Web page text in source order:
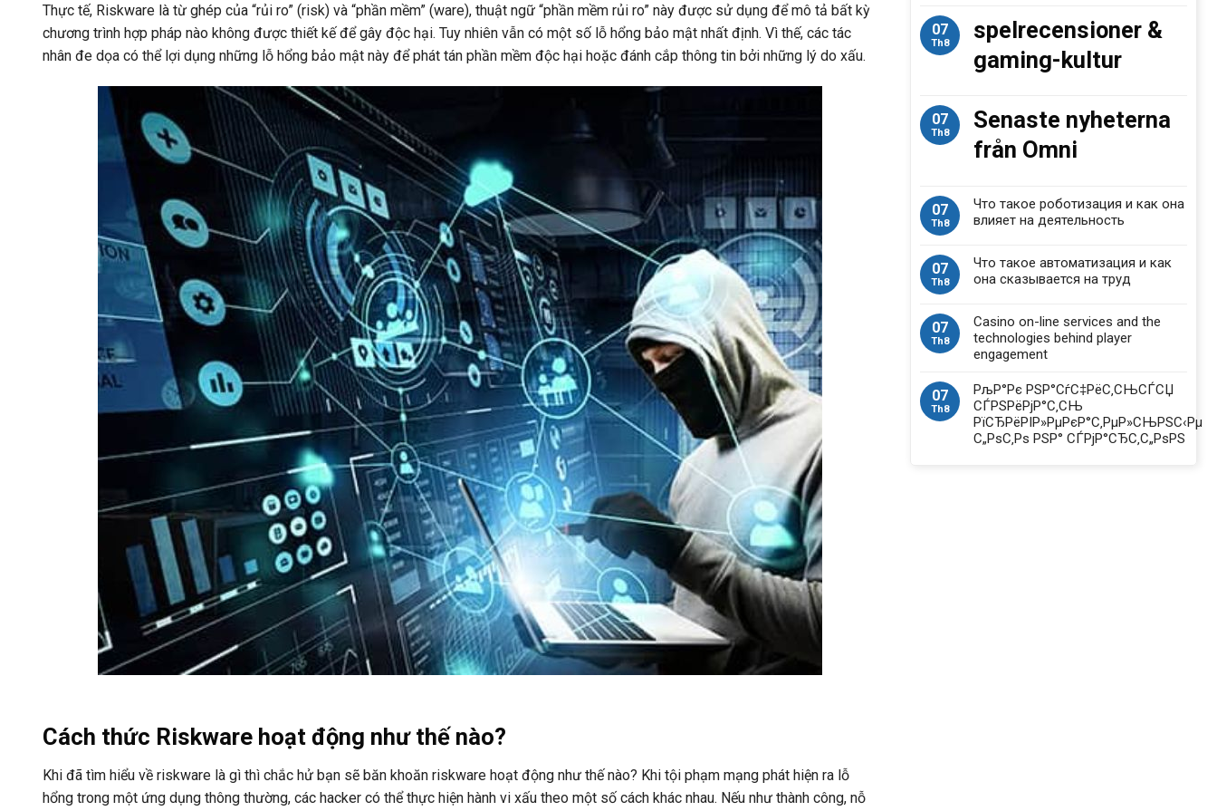
Thực tế, Riskware là từ ghép của “rủi ro” (risk) và “phần mềm” (ware), thuật ngữ “phần mềm rủi ro” này được sử dụng để mô tả bất kỳ
chương trình hợp pháp nào không được thiết kế để gây độc hại. Tuy nhiên vẫn có một số lỗ hổng bảo mật nhất định. Vì thế, các tác
nhân đe dọa có thể lợi dụng những lỗ hổng bảo mật này để phát tán phần mềm độc hại hoặc đánh cắp thông tin bởi những lý do xấu.
Cách thức Riskware hoạt động như thế nào?
Khi đã tìm hiểu về riskware là gì thì chắc hử bạn sẽ băn khoăn riskware hoạt động như thế nào? Khi tội phạm mạng phát hiện ra lỗ
hổng trong một ứng dụng thông thường, các hacker có thể thực hiện hành vi xấu theo một số cách khác nhau. Nếu như thành công, nỗ
07
Th8
spelrecensioner &
gaming-kultur
07
Th8
Senaste nyheterna
från Omni
07
Th8
Что такое роботизация и как она
влияет на деятельность
07
Th8
Что такое автоматизация и как
она сказывается на труд
07
Th8
Casino on-line services and the
technologies behind player
engagement
07
Th8
РљР°Рє РЅР°СѓС‡РёС‚СЊСЃСЏ
СЃРЅРёРјР°С‚СЊ
РїСЂРёРІР»РµРєР°С‚РµР»СЊРЅС‹Рµ
С„РѕС‚Рѕ РЅР° СЃРјР°СЂС‚С„РѕРЅ